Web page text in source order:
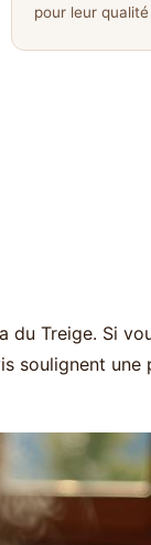
pour leur
du Treige. Si
soulignent une